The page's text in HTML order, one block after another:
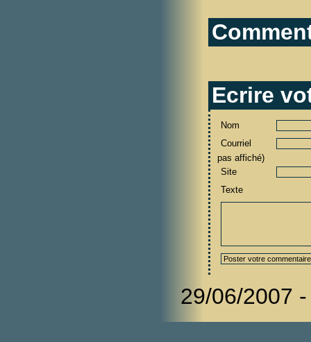
Ecrire
Nom
Courriel
pas affiché)
Site
Texte
29/06/2007